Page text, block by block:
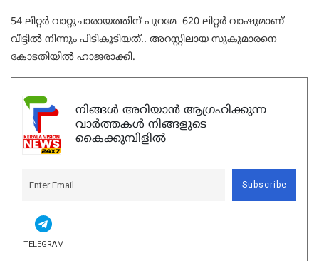
54 ലിറ്റർ വാറ്റുചാരായത്തിന് പുറമേ 620 ലിറ്റർ വാഷുമാണ്
വീട്ടിൽ നിന്നും പിടികൂടിയത്.. അറസ്റ്റിലായ സുകുമാരനെ
കോടതിയിൽ ഹാജരാക്കി.
നിങ്ങൾ അറിയാൻ ആഗ്രഹിക്കുന്ന
വാർത്തകൾ നിങ്ങളുടെ
കൈക്കുമ്പിളിൽ
Subscribe
TELEGRAM